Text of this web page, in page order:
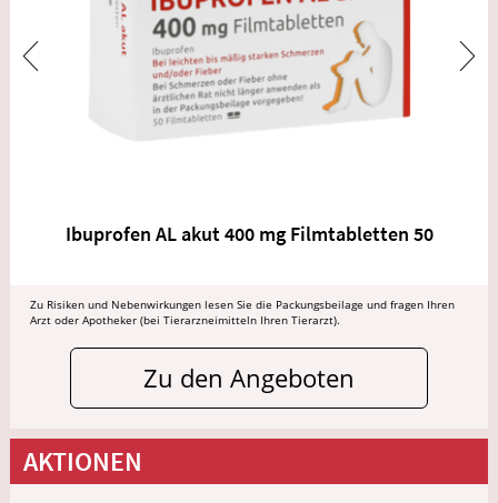
Ibuprofen AL akut 400 mg Filmtabletten 50
Zu Risiken und Nebenwirkungen lesen Sie die Packungsbeilage und fragen Ihren
Arzt oder Apotheker (bei Tierarzneimitteln Ihren Tierarzt).
Zu den Angeboten
AKTIONEN